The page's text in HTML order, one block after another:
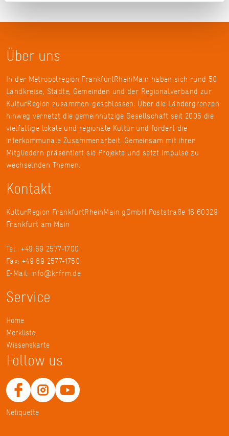
Über uns
In der Metropolregion FrankfurtRheinMain haben sich rund 50
Landkreise, Städte, Gemeinden und der Regionalverband zur
KulturRegion zusammen-geschlossen. Über die Ländergrenzen
hinweg vernetzt die gemeinnützige Gesellschaft seit 2005 die
vielfältige lokale und regionale Kultur und fördert die
interkommunale Zusammenarbeit. Gemeinsam mit ihren
Mitgliedern präsentiert sie Projekte und setzt Impulse zu
wechselnden Themen.
Kontakt
KulturRegion FrankfurtRheinMain gGmbH Poststraße 16 60329
Frankfurt am Main
Tel.: +49 69 2577-1700
Fax: +49 69 2577-1750
E-Mail: info@krfrm.de
Service
Home
Merkliste
Wissenskarte
Follow us
Netiquette